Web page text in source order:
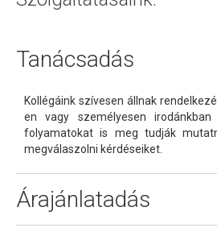
Tanácsadás
Kollégáink szívesen állnak
en vagy személyesen
folyamatokat is meg tudják
megválaszolni kérdéseiket.
Árajánlatadás